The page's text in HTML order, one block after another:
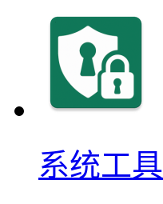
系统工具